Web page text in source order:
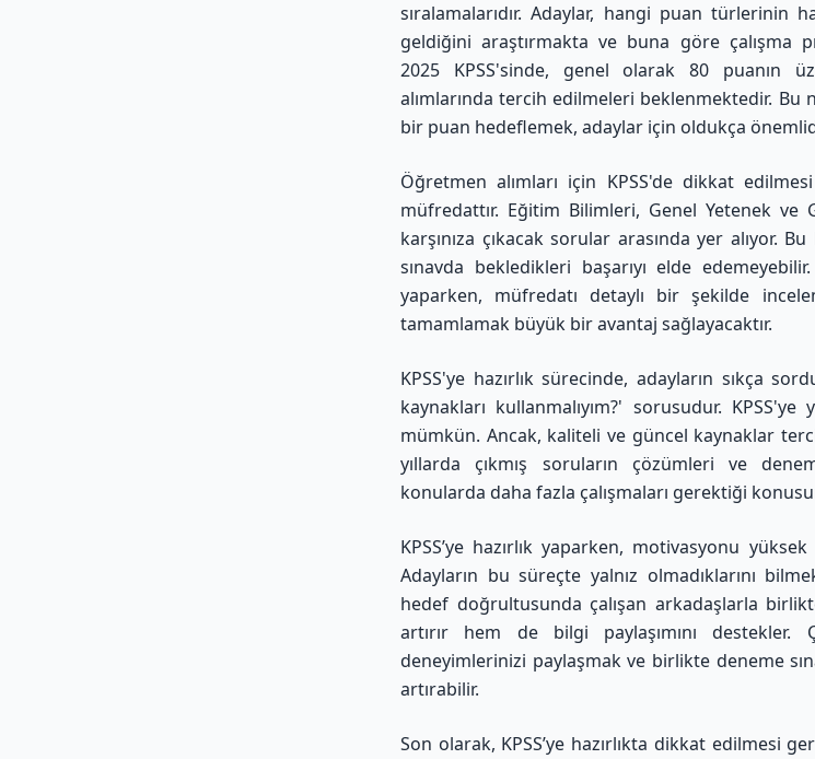
sıralamalarıdır. Adaylar, hangi puan türlerinin
geldiğini araştırmakta ve buna göre çalışma
2025 KPSS'sinde, genel olarak 80 puanın
alımlarında tercih edilmeleri beklenmektedir. Bu
bir puan hedeflemek, adaylar için oldukça
Öğretmen alımları için KPSS'de dikkat
müfredattır. Eğitim Bilimleri, Genel Yetenek ve
karşınıza çıkacak sorular arasında yer alıyor.
sınavda bekledikleri başarıyı elde
yaparken, müfredatı detaylı bir şekilde
tamamlamak büyük bir avantaj sağlayacaktır.
KPSS'ye hazırlık sürecinde, adayların sıkça
kaynakları kullanmalıyım?' sorusudur.
mümkün. Ancak, kaliteli ve güncel kaynaklar
yıllarda çıkmış soruların çözümleri ve
konularda daha fazla çalışmaları gerektiği
KPSS’ye hazırlık yaparken, motivasyonu
Adayların bu süreçte yalnız olmadıklarını
hedef doğrultusunda çalışan arkadaşlarla
artırır hem de bilgi paylaşımını destekler.
deneyimlerinizi paylaşmak ve birlikte deneme
artırabilir.
Son olarak, KPSS’ye hazırlıkta dikkat edilmesi